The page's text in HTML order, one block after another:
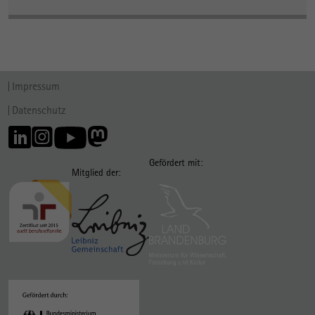
Impressum
Datenschutz
Mitglied der:
Gefördert mit: